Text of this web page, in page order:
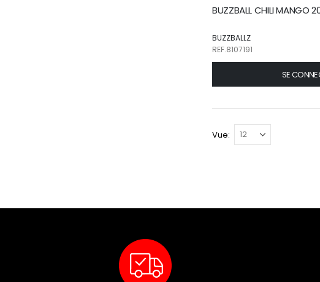
BUZZBALL CHILI MANGO
BUZZBALLZ
REF.8107191
SE
Vue